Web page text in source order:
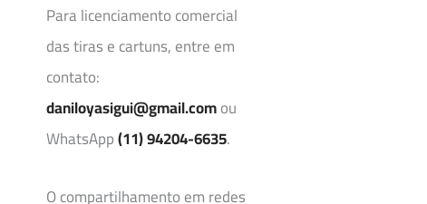
Para licenciamento comercial
das tiras e cartuns, entre em
contato:
daniloyasigui@gmail.comou
WhatsApp(11) 94204-6635.
O compartilhamento em redes